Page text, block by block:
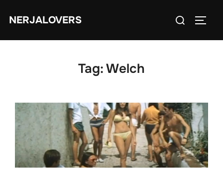
NERJALOVERS
Search
for:
Tag:Welch